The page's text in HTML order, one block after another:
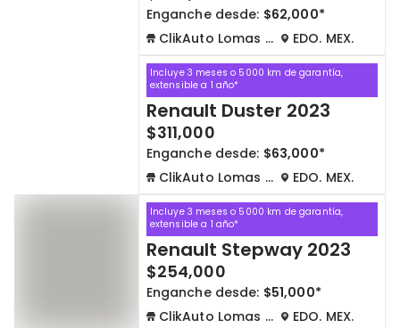
Enganche desde: $62,000*
ClikAuto Lomas Verdes
EDO. MEX.
Incluye 3 meses o 5000 km de garantía,
extensible a 1 año*
Renault Duster 2023
$311,000
Enganche desde: $63,000*
ClikAuto Lomas Verdes
EDO. MEX.
Incluye 3 meses o 5000 km de garantía,
extensible a 1 año*
Renault Stepway 2023
$254,000
Enganche desde: $51,000*
ClikAuto Lomas Verdes
EDO. MEX.